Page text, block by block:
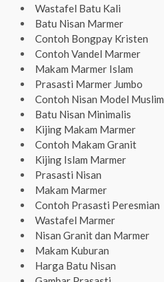
Wastafel Batu Kali
Batu Nisan Marmer
Contoh Bongpay Kristen
Contoh Vandel Marmer
Makam Marmer Islam
Prasasti Marmer Jumbo
Contoh Nisan Model Muslim
Batu Nisan Minimalis
Kijing Makam Marmer
Contoh Makam Granit
Kijing Islam Marmer
Prasasti Nisan
Makam Marmer
Contoh Prasasti Peresmian
Wastafel Marmer
Nisan Granit dan Marmer
Makam Kuburan
Harga Batu Nisan